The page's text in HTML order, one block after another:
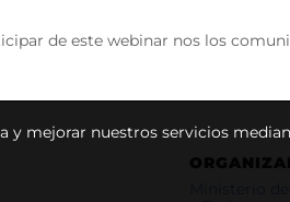
de este webinar nos los
mejorar nuestros servicios